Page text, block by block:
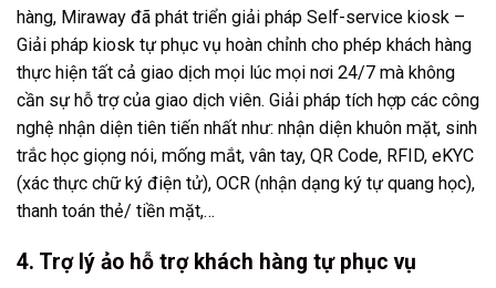
hàng, Miraway đã phát triển giải pháp Self-service kiosk –
Giải pháp kiosk tự phục vụ hoàn chỉnh cho phép khách hàng
thực hiện tất cả giao dịch mọi lúc mọi nơi 24/7 mà không
cần sự hỗ trợ của giao dịch viên. Giải pháp tích hợp các công
nghệ nhận diện tiên tiến nhất như: nhận diện khuôn mặt, sinh
trắc học giọng nói, mống mắt, vân tay, QR Code, RFID, eKYC
(xác thực chữ ký điện tử), OCR (nhận dạng ký tự quang học),
thanh toán thẻ/ tiền mặt,…
4. Trợ lý ảo hỗ trợ khách hàng tự phục vụ